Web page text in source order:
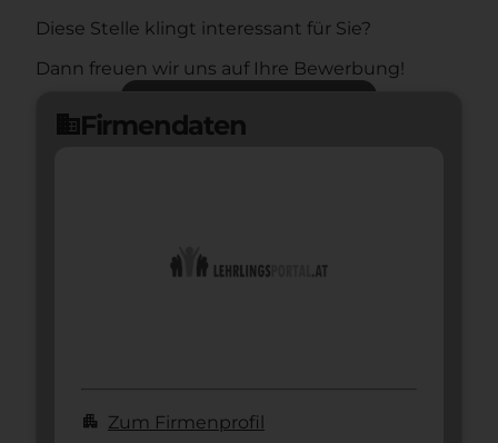
Diese Stelle klingt interessant für Sie?
Dann freuen wir uns auf Ihre Bewerbung!
domainFirmendaten
apartment Zum Firmenprofil